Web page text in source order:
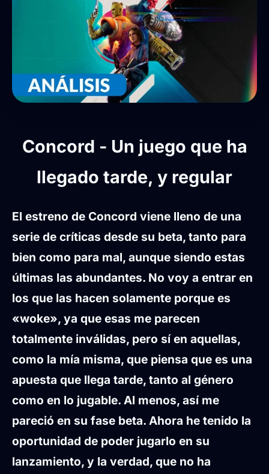
Concord - Un juego que ha
llegado tarde, y regular
El estreno de Concord viene lleno de una
serie de críticas desde su beta, tanto para
bien como para mal, aunque siendo estas
últimas las abundantes. No voy a entrar en
los que las hacen solamente porque es
«woke», ya que esas me parecen
totalmente inválidas, pero sí en aquellas,
como la mía misma, que piensa que es una
apuesta que llega tarde, tanto al género
como en lo jugable. Al menos, así me
pareció en su fase beta. Ahora he tenido la
oportunidad de poder jugarlo en su
lanzamiento, y la verdad, que no ha